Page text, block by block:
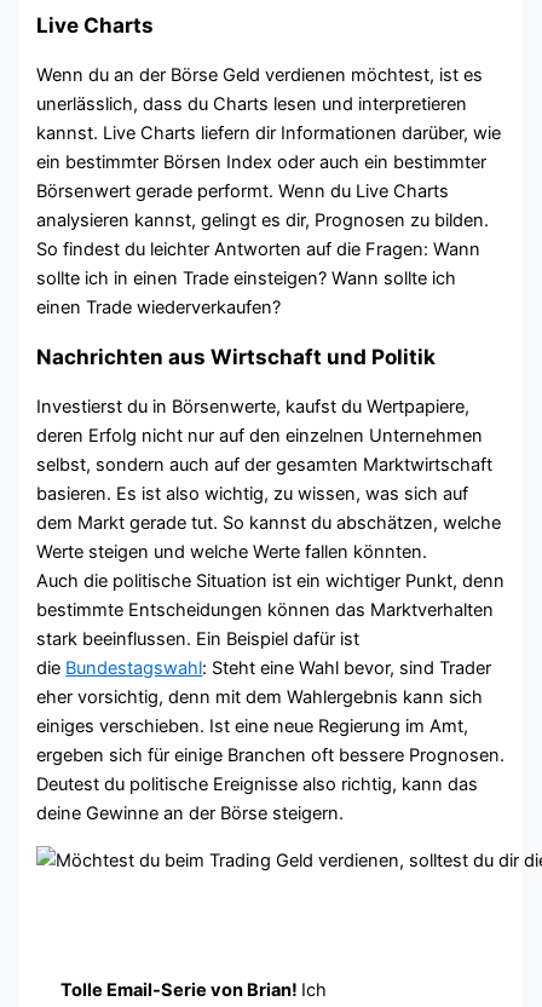
Live Charts
Wenn du an der Börse Geld verdienen möchtest, ist es
unerlässlich, dass du Charts lesen und interpretieren
kannst. Live Charts liefern dir Informationen darüber, wie
ein bestimmter Börsen Index oder auch ein bestimmter
Börsenwert gerade performt. Wenn du Live Charts
analysieren kannst, gelingt es dir, Prognosen zu bilden.
So findest du leichter Antworten auf die Fragen: Wann
sollte ich in einen Trade einsteigen? Wann sollte ich
einen Trade wiederverkaufen?
Nachrichten aus Wirtschaft und Politik
Investierst du in Börsenwerte, kaufst du Wertpapiere,
deren Erfolg nicht nur auf den einzelnen Unternehmen
selbst, sondern auch auf der gesamten Marktwirtschaft
basieren. Es ist also wichtig, zu wissen, was sich auf
dem Markt gerade tut. So kannst du abschätzen, welche
Werte steigen und welche Werte fallen könnten.
Auch die politische Situation ist ein wichtiger Punkt, denn
bestimmte Entscheidungen können das Marktverhalten
stark beeinflussen. Ein Beispiel dafür ist
die Bundestagswahl: Steht eine Wahl bevor, sind Trader
eher vorsichtig, denn mit dem Wahlergebnis kann sich
einiges verschieben. Ist eine neue Regierung im Amt,
ergeben sich für einige Branchen oft bessere Prognosen.
Deutest du politische Ereignisse also richtig, kann das
deine Gewinne an der Börse steigern.
Tolle Email-Serie von Brian! Ich